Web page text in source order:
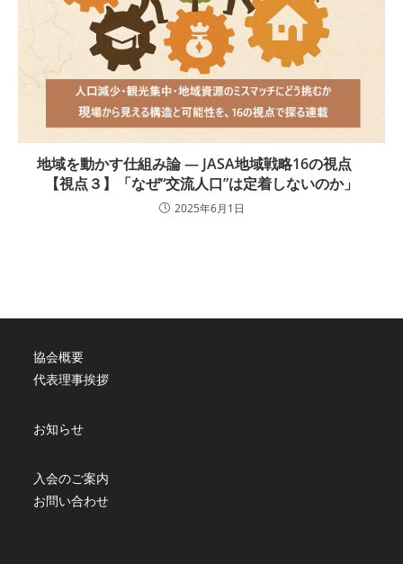
地域を動かす仕組み論 ― JASA地域戦略16の視点
【視点３】「なぜ“交流人口”は定着しないのか」
2025年6月1日
協会概要
代表理事挨拶
お知らせ
入会のご案内
お問い合わせ